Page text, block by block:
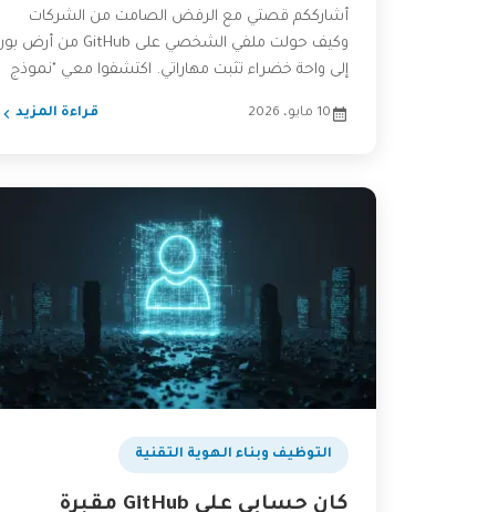
أشارككم قصتي مع الرفض الصامت من الشركات
وكيف حولت ملفي الشخصي على GitHub من أرض بور
إلى واحة خضراء تثبت مهاراتي. اكتشفوا معي "نموذج
10 مايو، 2026 قراءة المزيد
التوظيف وبناء الهوية التقنية
كان حسابي على GitHub مقبرة